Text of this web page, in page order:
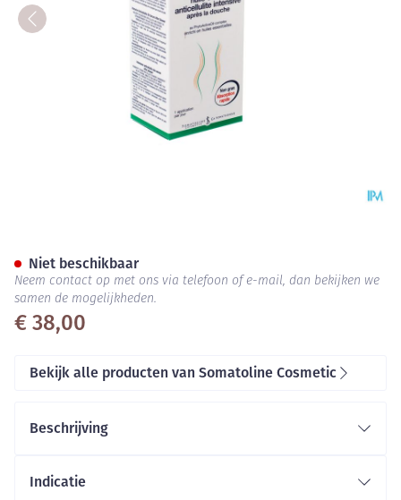
€ 38,00
Niet beschikbaar
Neem contact op met ons via telefoon of e-mail, dan bekijken we
samen de mogelijkheden.
Bekijk alle producten van Somatoline Cosmetic
Beschrijving
Indicatie